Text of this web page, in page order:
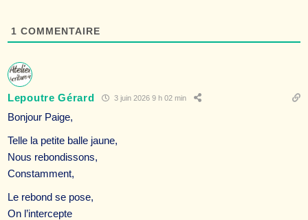
1 COMMENTAIRE
Lepoutre Gérard 3 juin 2026 9 h 02 min
Bonjour Paige,
Telle la petite balle jaune,
Nous rebondissons,
Constamment,
Le rebond se pose,
On l’intercepte